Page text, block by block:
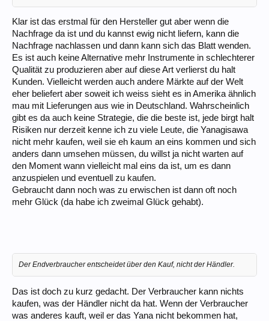
Klar ist das erstmal für den Hersteller gut aber wenn die
Nachfrage da ist und du kannst ewig nicht liefern, kann die
Nachfrage nachlassen und dann kann sich das Blatt wenden.
Es ist auch keine Alternative mehr Instrumente in schlechterer
Qualität zu produzieren aber auf diese Art verlierst du halt
Kunden. Vielleicht werden auch andere Märkte auf der Welt
eher beliefert aber soweit ich weiss sieht es in Amerika ähnlich
mau mit Lieferungen aus wie in Deutschland. Wahrscheinlich
gibt es da auch keine Strategie, die die beste ist, jede birgt halt
Risiken nur derzeit kenne ich zu viele Leute, die Yanagisawa
nicht mehr kaufen, weil sie eh kaum an eins kommen und sich
anders dann umsehen müssen, du willst ja nicht warten auf
den Moment wann vielleicht mal eins da ist, um es dann
anzuspielen und eventuell zu kaufen.
Gebraucht dann noch was zu erwischen ist dann oft noch
mehr Glück (da habe ich zweimal Glück gehabt).
Der Endverbraucher entscheidet über den Kauf, nicht der Händler.
Das ist doch zu kurz gedacht. Der Verbraucher kann nichts
kaufen, was der Händler nicht da hat. Wenn der Verbraucher
was anderes kauft, weil er das Yana nicht bekommen hat,